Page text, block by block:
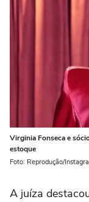
Virginia Fonseca e
estoque
Foto: Reprodução/
A juíza